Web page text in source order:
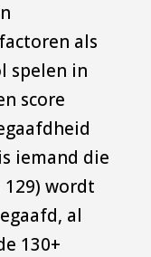
als
spelen in
score
iemand die
wordt
al
130+